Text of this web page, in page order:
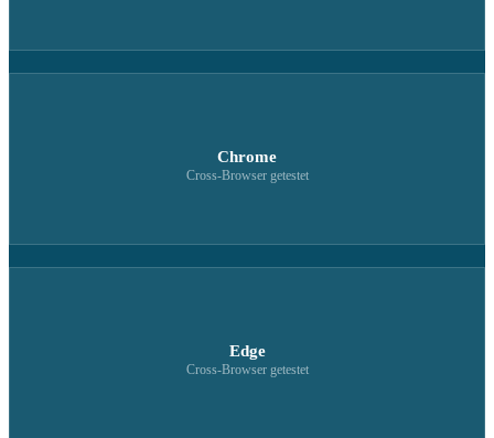
Chrome
Cross-Browser getestet
Edge
Cross-Browser getestet